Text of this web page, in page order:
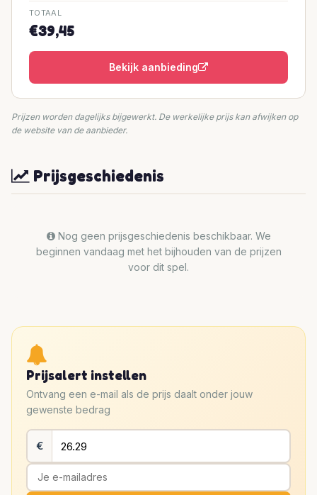
TOTAAL
€39,45
Bekijk aanbieding
Prijzen worden dagelijks bijgewerkt. De werkelijke prijs kan afwijken op
de website van de aanbieder.
Prijsgeschiedenis
Nog geen prijsgeschiedenis beschikbaar. We
beginnen vandaag met het bijhouden van de prijzen
voor dit spel.
Prijsalert instellen
Ontvang een e-mail als de prijs daalt onder jouw
gewenste bedrag
€